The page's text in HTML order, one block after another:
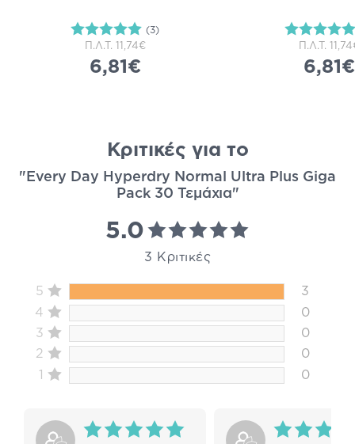
(3)
Π.Λ.Τ. 11,74€
6,81€
Π.Λ.Τ.
6,81€
Κριτικές για το
"Every Day Hyperdry Normal Ultra Plus Giga
Pack 30 Τεμάχια"
5.0
3 Κριτικές
5
3
4
0
3
0
2
0
1
0